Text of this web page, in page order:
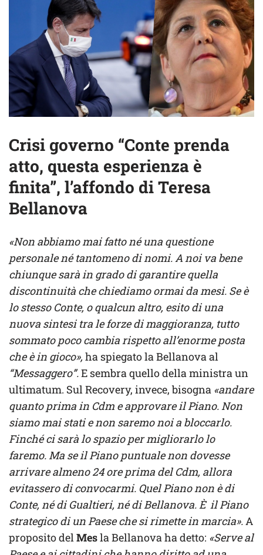
Crisi governo “Conte prenda
atto, questa esperienza è
finita”, l’affondo di Teresa
Bellanova
«Non abbiamo mai fatto né una questione
personale né tantomeno di nomi. A noi va bene
chiunque sarà in grado di garantire quella
discontinuità che chiediamo ormai da mesi. Se è
lo stesso Conte, o qualcun altro, esito di una
nuova sintesi tra le forze di maggioranza, tutto
sommato poco cambia rispetto all’enorme posta
che è in gioco»,ha spiegato la Bellanova al
“Messaggero”.E sembra quello della ministra un
ultimatum. Sul Recovery, invece, bisogna «andare
quanto prima in Cdm e approvare il Piano. Non
siamo mai stati e non saremo noi a bloccarlo.
Finché ci sarà lo spazio per migliorarlo lo
faremo. Ma se il Piano puntuale non dovesse
arrivare almeno 24 ore prima del Cdm, allora
evitassero di convocarmi. Quel Piano non è di
Conte, né di Gualtieri, né di Bellanova. È il Piano
strategico di un Paese che si rimette in marcia».A
proposito delMesla Bellanova ha detto: «Serve al